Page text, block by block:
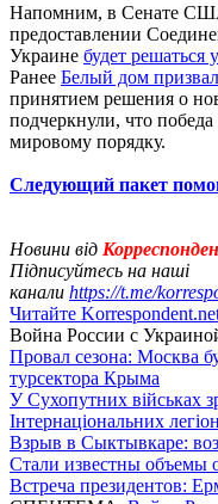
Напомним, в Сенате
предоставлении
Украине будет решаться
Ранее Белый дом
принятием решения о
подчеркнули, что победа
мировому порядку.
Следующий пакет
Новини від
Підписуйтесь на наші
канали https://t.me/
Читайте
Война России с
Провал сезона: Москва
турсектора Крыма
У Сухопутних військах
Інтернаціональних
Взрыв в Сыктывкаре:
Стали известны объемы
Встреча президентов: